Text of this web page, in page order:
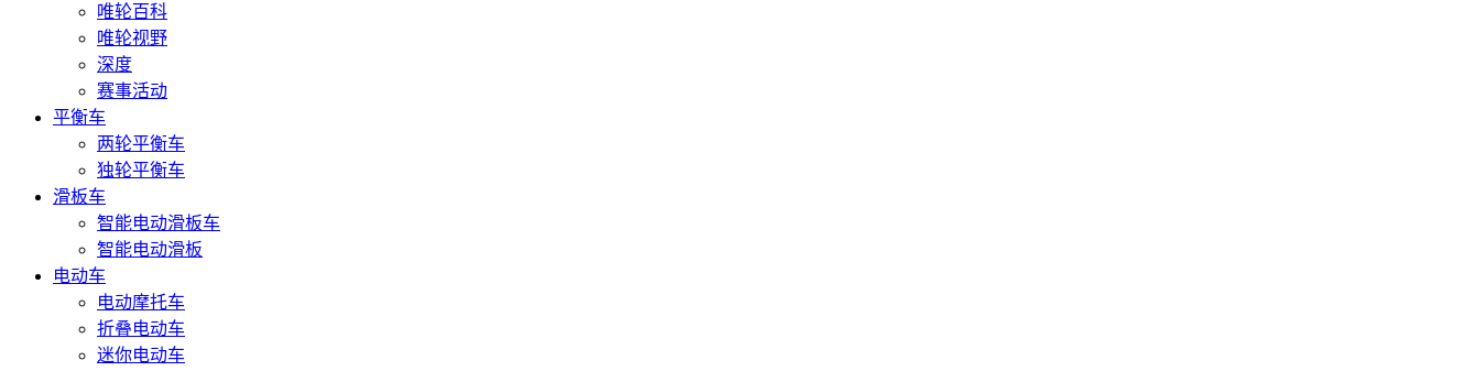
唯轮百科
唯轮视野
深度
赛事活动
平衡车
两轮平衡车
独轮平衡车
滑板车
智能电动滑板车
智能电动滑板
电动车
电动摩托车
折叠电动车
迷你电动车